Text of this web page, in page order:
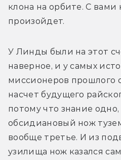
клона на орбите. С вами
произойдет.
У Линды были на этот
наверное, и у самых
миссионеров прошлого
насчет будущего
потому что знание одно,
обсидиановый нож
вообще третье. И из
узилища нож казался